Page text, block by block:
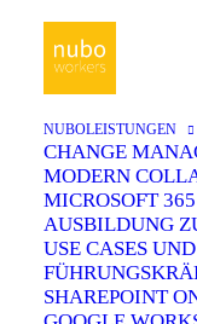
NUBOLEISTUNGEN
CHANGE
MODERN
MICROSOFT
AUSBILDUNG
USE CASES
SHAREPOINT